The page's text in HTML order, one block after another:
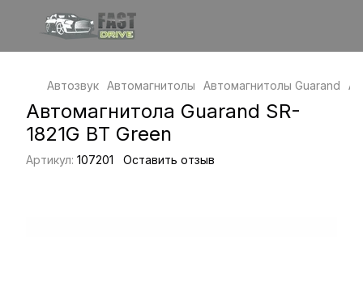
Автозвук Автомагнитолы Автомагнитолы Guarand
Автомагнитола Guarand SR-
1821G BT Green
Артикул: 107201 Оставить отзыв